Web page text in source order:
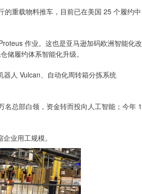
重载物料推车，目前已在美国 25 个履约中
作业。这也是亚马逊加码欧洲智能化改
储履约体系智能化升级。
人 Vulcan、自动化周转箱分拣系统
总部白领，资金转而投向人工智能；今年 1
业用工规模。